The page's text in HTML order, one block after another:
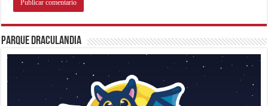
Parque Draculandia